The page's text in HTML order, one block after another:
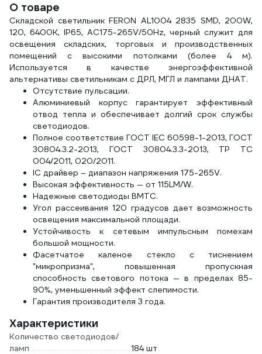
О товаре
Складской светильник FERON AL1004 2835 SMD, 200W,
120, 6400K, IP65, AC175-265V/50Hz, черный служит для
освещения складских, торговых и производственных
помещений с высокими потолками (более 4 м).
Используется в качестве энергоэффективной
альтернативы светильникам с ДРЛ, МГЛ и лампами ДНАТ.
Отсутствие пульсации.
Алюминиевый корпус гарантирует эффективный
отвод тепла и обеспечивает долгий срок службы
светодиодов.
Полное соответствие ГОСТ IEC 60598-1-2013, ГОСТ
30804.3.2-2013, ГОСТ 30804.3.3-2013, ТР ТС
004/2011, 020/2011.
IC драйвер – диапазон напряжения 175-265V.
Высокая эффективность — от 115LM/W.
Надежные светодиоды BMTC.
Угол рассеивания 120 градусов дает возможность
освещения максимальной площади.
Устойчивость к сетевым импульсным помехам
большой мощности.
Фасетчатое каленое стекло с тиснением
"микропризма", повышенная пропускная
способность светового потока — в пределах 85-
90%, уменьшенный эффект слепимости.
Гарантия производителя 3 года.
Характеристики
Количество светодиодов/
ламп
184 шт